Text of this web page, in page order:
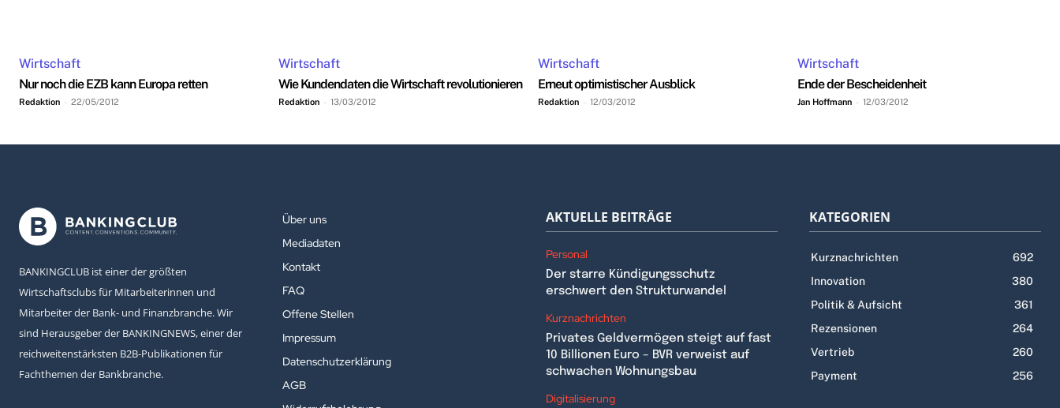
Wirtschaft
Nur noch die EZB kann Europa retten
Redaktion - 22/05/2012
Wirtschaft
Wie Kundendaten die Wirtschaft revolutionieren
Redaktion - 13/03/2012
Wirtschaft
Erneut optimistischer Ausblick
Redaktion - 12/03/2012
Wirtschaft
Ende der Bescheidenheit
Jan Hoffmann - 12/03/2012
BANKINGCLUB ist einer der größten
Wirtschaftsclubs für Mitarbeiterinnen und
Mitarbeiter der Bank- und Finanzbranche. Wir
sind Herausgeber der BANKINGNEWS, einer der
reichweitenstärksten B2B-Publikationen für
Fachthemen der Bankbranche.
Über uns
Mediadaten
Kontakt
FAQ
Offene Stellen
Impressum
Datenschutzerklärung
AGB
AKTUELLE BEITRÄGE
Personal
Der starre Kündigungsschutz
erschwert den Strukturwandel
Kurznachrichten
Privates Geldvermögen steigt auf fast
10 Billionen Euro – BVR verweist auf
schwachen Wohnungsbau
Digitalisierung
KATEGORIEN
Kurznachrichten
692
Innovation
380
Politik & Aufsicht
361
Rezensionen
264
Vertrieb
260
Payment
256